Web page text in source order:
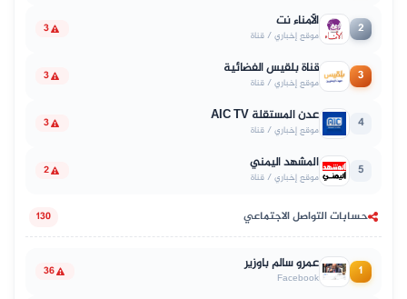
2 الأمناء نت
موقع إخباري / قناة 3
3 قناة بلقيس الفضائية
موقع إخباري / قناة 3
4 عدن المستقلة AIC TV
موقع إخباري / قناة 3
5 المشهد اليمني
موقع إخباري / قناة 2
حسابات التواصل الاجتماعي 130
1 عمرو سالم باوزير
Facebook
36